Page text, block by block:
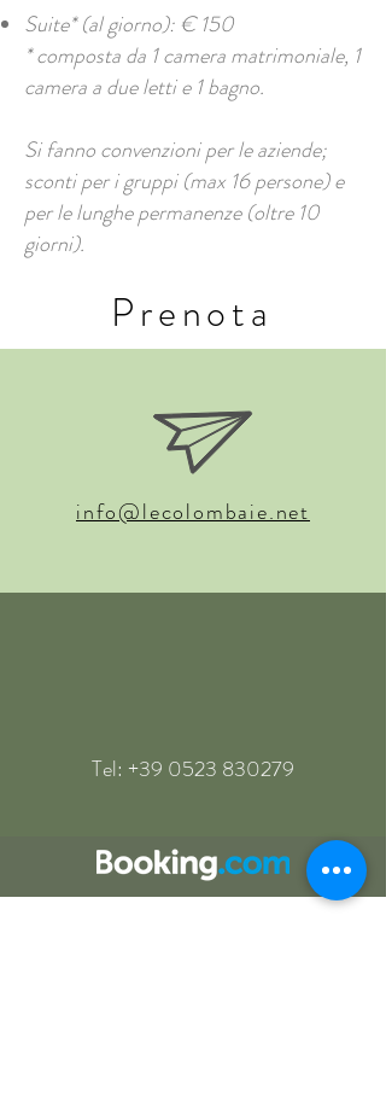
Suite* (al giorno): € 150
* composta da 1 camera matrimoniale, 1
camera a due letti e 1 bagno.
Si fanno convenzioni per le aziende;
sconti per i gruppi (max 16 persone) e
per le lunghe permanenze (oltre 10
giorni).
Prenota
info@lecolombaie.net
Tel: +39 0523 830279